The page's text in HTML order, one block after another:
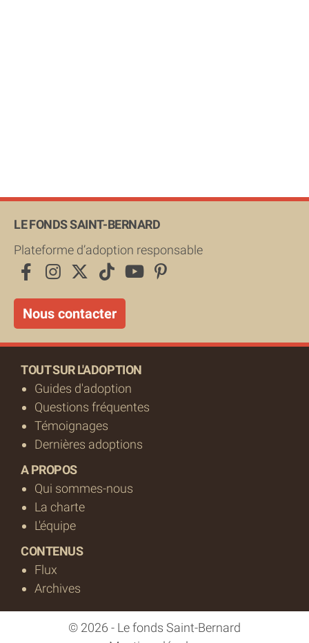
LE FONDS SAINT-BERNARD
Plateforme d’adoption responsable
Nous contacter
TOUT SUR L'ADOPTION
Guides d'adoption
Questions fréquentes
Témoignages
Dernières adoptions
A PROPOS
Qui sommes-nous
La charte
L'équipe
CONTENUS
Flux
Archives
© 2026 - Le fonds Saint-Bernard